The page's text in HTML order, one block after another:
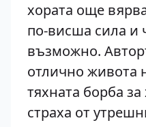
хората още
по-висша сила и
възможно.
отлично живота
тяхната борба
страха от